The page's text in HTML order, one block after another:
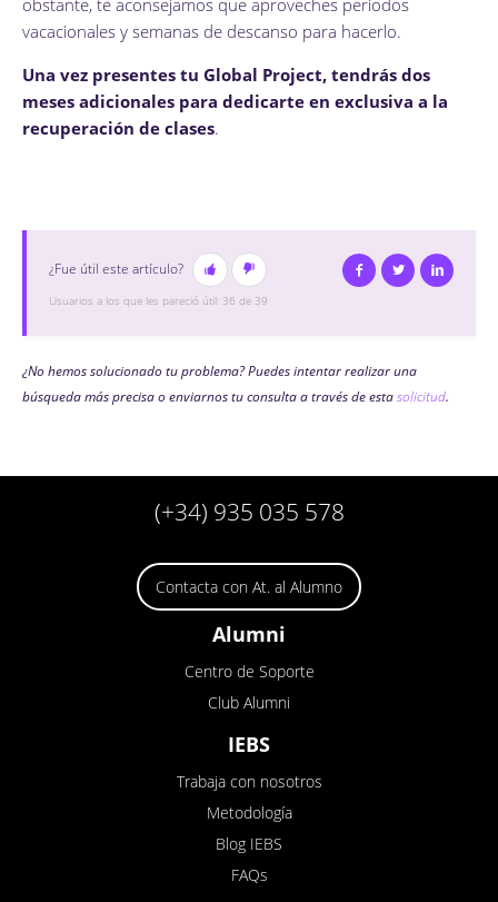
obstante, te aconsejamos que aproveches períodos
vacacionales y semanas de descanso para hacerlo.
Una vez presentes tu Global Project, tendrás dos
meses adicionales para dedicarte en exclusiva a la
recuperación de clases.
¿Fue útil este artículo?
Usuarios a los que les pareció útil: 36 de 39
FacebookTwitter
¿No hemos solucionado tu problema? Puedes intentar realizar una
búsqueda más precisa o enviarnos tu consulta a través de estasolicitud.
(+34) 935 035 578
Contacta con At. al Alumno
Alumni
Centro de Soporte
Club Alumni
IEBS
Trabaja con nosotros
Metodología
Blog IEBS
FAQs